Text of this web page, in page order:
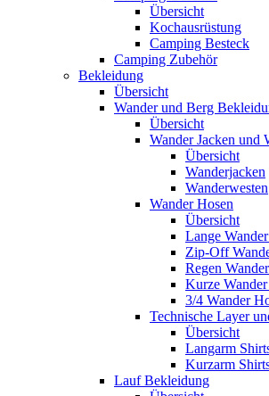
Übersicht
Kochausrüstung
Camping Besteck
Camping Zubehör
Bekleidung
Übersicht
Wander und Berg
Übersicht
Wander Jacken und
Übersicht
Wanderjacken
Wanderwesten
Wander Hosen
Übersicht
Lange
Zip-Off
Regen
Kurze
3/4 Wander
Technische Layer
Übersicht
Langarm
Kurzarm
Lauf Bekleidung